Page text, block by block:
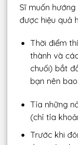
Sĩ muốn
được hiệu quả
Thời điểm
thành và
chuối) bắt
bạn nên
Tỉa những
(chỉ tỉa
Trước khi